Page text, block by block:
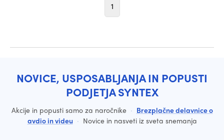
1
NOVICE, USPOSABLJANJA IN POPUSTI
PODJETJA SYNTEX
Akcije in popusti samo za naročnike · Brezplačne delavnice o
avdio in videu · Novice in nasveti iz sveta snemanja